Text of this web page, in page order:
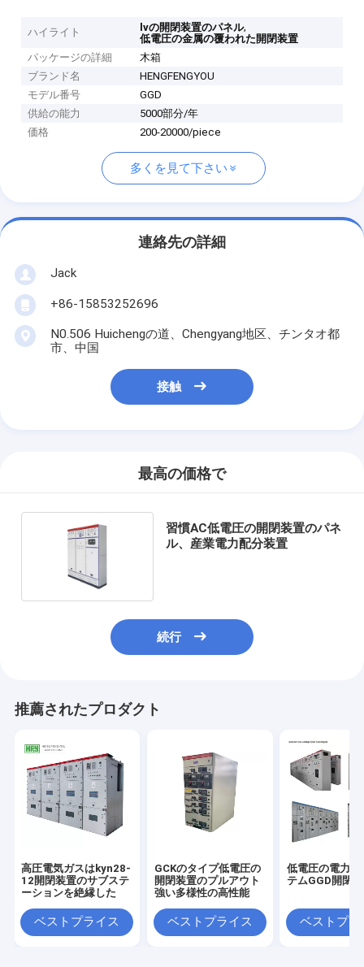
ハイライト lvの開閉装置のパネル,
低電圧の金属の覆われた開閉装置
パッケージの詳細
木箱
ブランド名
HENGFENGYOU
モデル番号
GGD
供給の能力
5000部分/年
価格
200-20000/piece
多くを見て下さい
連絡先の詳細
Jack
+86-15853252696
N0.506 Huichengの道、Chengyang地区、チンタオ都
市、中国
接触
最高の価格で
習慣AC低電圧の開閉装置のパネ
ル、産業電力配分装置
続行
推薦されたプロダクト
高圧電気ガスはkyn28-
12開閉装置のサブステ
ーションを絶縁した
ベストプライス
GCKのタイプ低電圧の
開閉装置のプルアウト
強い多様性の高性能
ベストプライス
低電圧の電力配
テムGGD開閉
ベストプラ